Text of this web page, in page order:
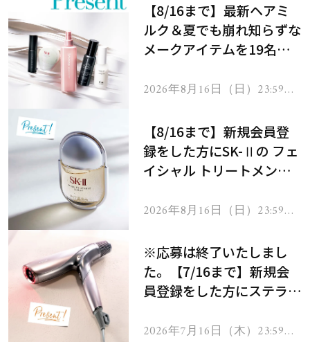
【8/16まで】最新ヘアミ
ルク＆夏でも崩れ知らずな
メークアイテムを19名様
2026年8月16日（日）23:59ま
【8/16まで】新規会員登
録をした方にSK-Ⅱの フェ
イシャル トリートメント
2026年8月16日（日）23:59ま
※応募は終了いたしまし
た。【7/16まで】新規会
員登録をした方にステラボ
ヘアドライヤー ジュエル
2026年7月16日（木）23:59ま